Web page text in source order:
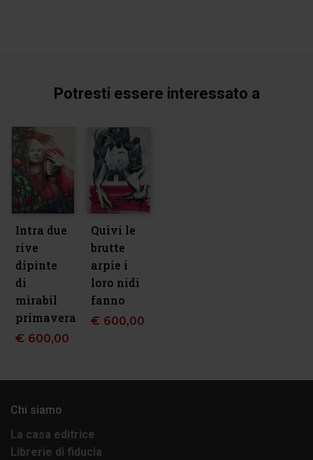
Potresti essere interessato a
Intra due
rive
dipinte
di
mirabil
primavera
€ 600,00
Quivi le
brutte
arpie i
loro nidi
fanno
€ 600,00
Chi siamo
La casa editrice
Librerie di fiducia